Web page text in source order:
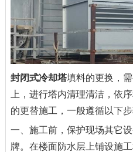
封闭式冷却塔填料的更换，
上，进行塔内清理清洁，依
的更替施工，一般遵循以下步
一、施工前，保护现场其它
牌。在楼面防水层上铺设施工